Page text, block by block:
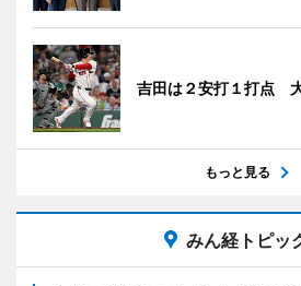
吉田は２安打１打点
もっと見る
みん経トピッ